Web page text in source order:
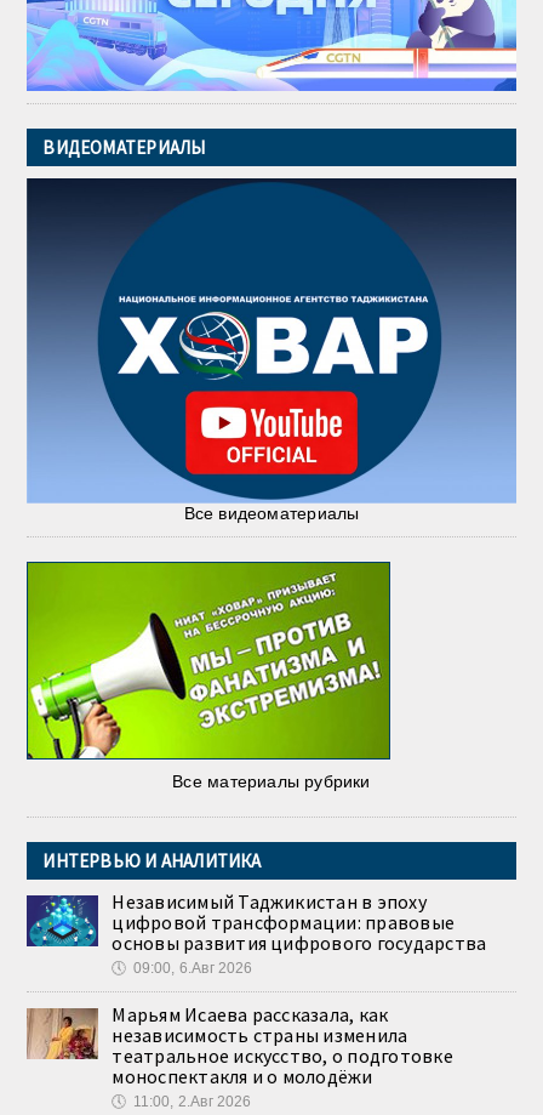
ВИДЕОМАТЕРИАЛЫ
Все видеоматериалы
Все материалы рубрики
ИНТЕРВЬЮ И АНАЛИТИКА
Независимый Таджикистан в эпоху
цифровой трансформации: правовые
основы развития цифрового государства
🕔 09:00, 6.Авг 2026
Марьям Исаева рассказала, как
независимость страны изменила
театральное искусство, о подготовке
моноспектакля и о молодёжи
🕔 11:00, 2.Авг 2026